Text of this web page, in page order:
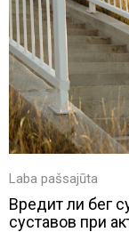
Laba pašsajūta
Вредит ли бег
суставов при